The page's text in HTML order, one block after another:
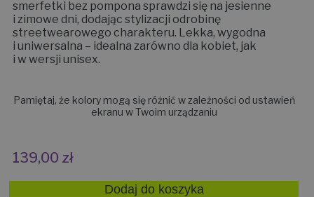
smerfetki bez pompona sprawdzi się na jesienne
i zimowe dni, dodając stylizacji odrobinę
streetwearowego charakteru. Lekka, wygodna
i uniwersalna – idealna zarówno dla kobiet, jak
i w wersji unisex.
Pamiętaj, że kolory mogą się różnić w zależności od ustawień
ekranu w Twoim urządzaniu
139,00 zł
Dodaj do koszyka